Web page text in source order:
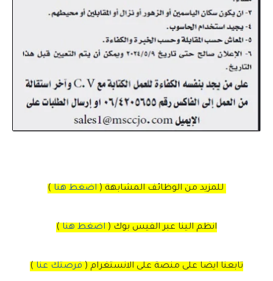
للمزيد من الوظائف المشابهة ( اضغط هنا )
انظم الينا عبر الفيس بوك ( اضغط هنا )
تابعنا ايضا على منصة على الانستغرام ( فرصتك عنا )